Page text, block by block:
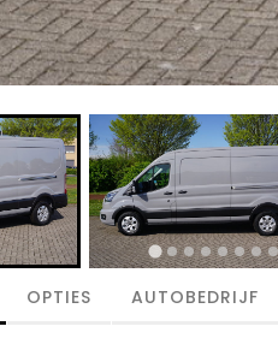
OPTIES AUTOBEDRIJF